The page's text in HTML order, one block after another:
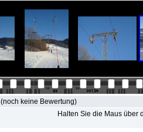
(noch keine Bewertung)
Halten Sie die Maus über